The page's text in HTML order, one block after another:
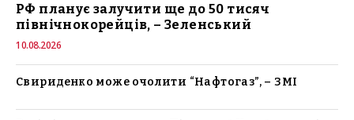
РФ планує залучити ще до 50 тисяч
північнокорейців, – Зеленський
10.08.2026
Свириденко може очолити “Нафтогаз”, – ЗМІ